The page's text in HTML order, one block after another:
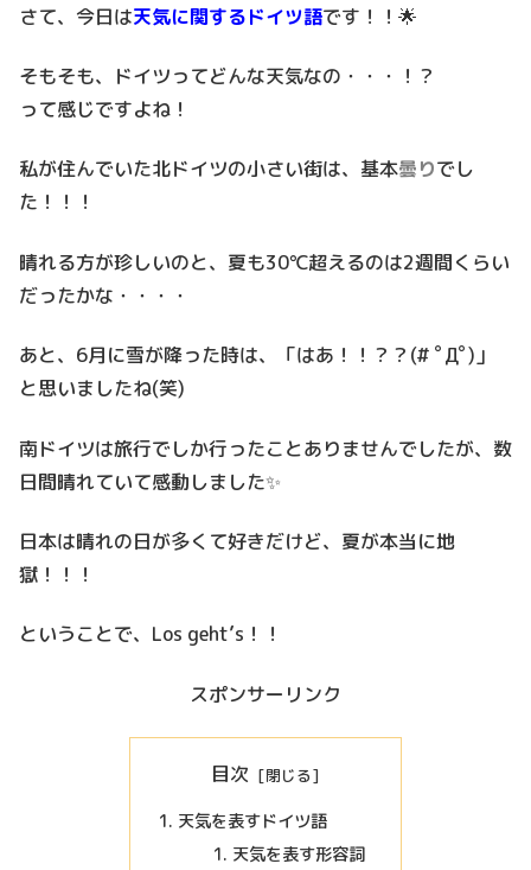
さて、今日は天気に関するドイツ語です！！🌟
そもそも、ドイツってどんな天気なの・・・！？
って感じですよね！
私が住んでいた北ドイツの小さい街は、基本曇りでし
た！！！
晴れる方が珍しいのと、夏も30℃超えるのは2週間くらい
だったかな・・・・
あと、6月に雪が降った時は、「はあ！！？？(# ﾟДﾟ)」
と思いましたね(笑)
南ドイツは旅行でしか行ったことありませんでしたが、数
日間晴れていて感動しました✨
日本は晴れの日が多くて好きだけど、夏が本当に地
獄！！！
ということで、Los geht’s！！
スポンサーリンク
目次
天気を表すドイツ語
天気を表す形容詞